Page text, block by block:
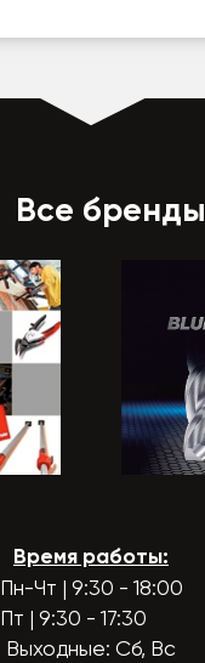
Все бренды
Время работы:
Пн-Чт | 9:30 - 18:00
Пт | 9:30 - 17:30
Выходные: Сб, Вс